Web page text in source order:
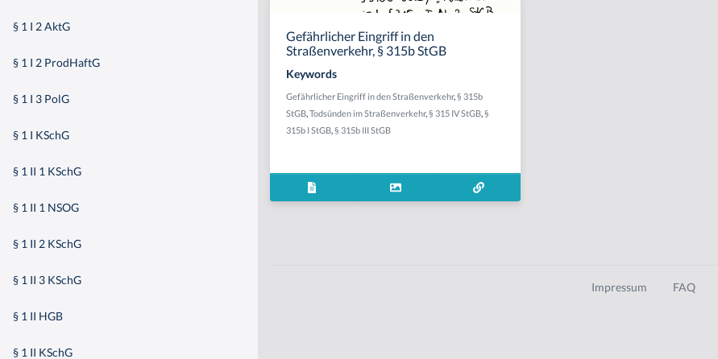
§ 1 I 2 AktG
§ 1 I 2 ProdHaftG
§ 1 I 3 PolG
§ 1 I KSchG
§ 1 II 1 KSchG
§ 1 II 1 NSOG
§ 1 II 2 KSchG
§ 1 II 3 KSchG
§ 1 II HGB
§ 1 II KSchG
Gefährlicher Eingriff in den
Straßenverkehr, § 315b StGB
Keywords
Gefährlicher Eingriff in den Straßenverkehr,§ 315b
StGB,Todsünden im Straßenverkehr,§ 315 IV StGB,§
315b I StGB,§ 315b III StGB
Impressum FAQ